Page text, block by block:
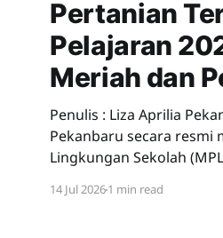
Pertanian
Pelajaran
Meriah dan
Penulis : Liza Aprilia Pekanbaru, 10 Juli 2026 – SMKN Pertanian Terpadu
Pekanbaru secara resmi
Lingkungan Sekolah
penutupan dilaksanakan
14 Jul 20261 min read